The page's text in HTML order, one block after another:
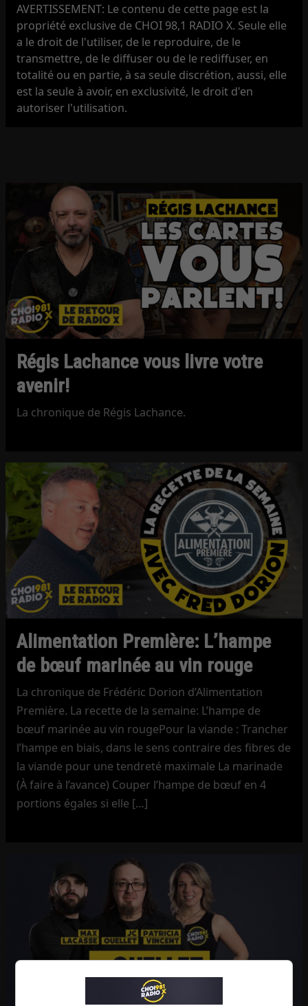
AVERTISSEMENT: Le contenu de cette page est la
propriété exclusive de CHOI 98,1 RADIO X. Seule elle
a le droit de l'utiliser, de le reproduire, de le
transmettre, de le diffuser ou de le rediffuser, en
totalité ou en partie, à sa seule discrétion, aussi, elle
est la seule à avoir, en exclusivité, le droit d'en
autoriser l'utilisation.
Régis Lachance vous livre votre
avenir!
La chronique de Régis Lachance.
Alimentation Première: L’hampe
de bœuf marinée au vin rouge
La chronique de Frédéric Dorion d’Alimentation
Première. La recette de la semaine: L’hampe de
bœuf marinée au vin rougePour la viande : Trancher
l’hampe en biais, dans le sens contraire des fibres de
la viande pour une tendreté maximale La marinade
(À faire à l’avance) Couper l’hampe de bœuf en 4
portions égales si elle […]